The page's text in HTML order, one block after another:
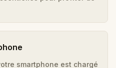
smartphone est chargé